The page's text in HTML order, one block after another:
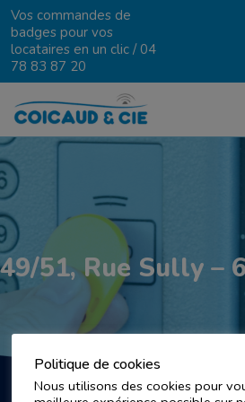
Vos commandes de
badges pour vos
locataires en un clic /04
78 83 87 20
49/51, Rue Sully –
Politique de cookies
Nous utilisons des cookies pour